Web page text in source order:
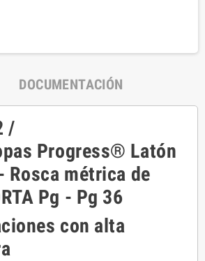
DOCUMENTACIÓN
/
Progress® Latón
Rosca métrica de
Pg - Pg 36
con alta